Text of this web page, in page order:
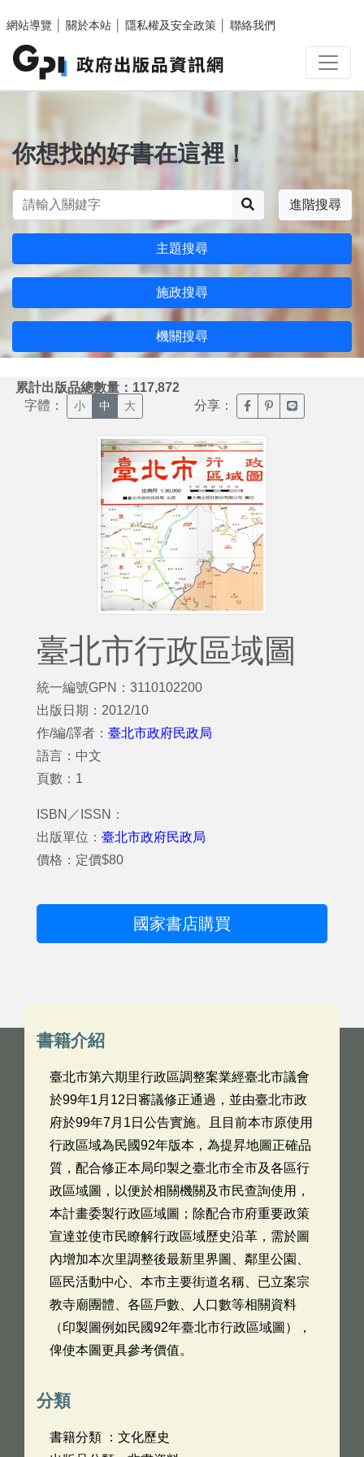
網站導覽
關於本站 隱私權及安全政策 聯絡我們
你想找的好書在這裡！
進階搜尋
主題搜尋
施政搜尋
機關搜尋
累計出版品總數量：117,872
字體： 小 中 大 分享： 臉書分享(另開新視窗)
噗浪分享(另開新
Line分享(另
臺北市行政區域圖
統一編號GPN：3110102200
出版日期：2012/10
作/編/譯者： 臺北市政府民政局
語言：中文
頁數：1
ISBN／ISSN：
出版單位： 臺北市政府民政局
價格：定價$80
國家書店購買
書籍介紹
臺北市第六期里行政區調整案業經臺北市議會
於99年1月12日審議修正通過，並由臺北市政
府於99年7月1日公告實施。且目前本市原使用
行政區域為民國92年版本，為提昇地圖正確品
質，配合修正本局印製之臺北市全市及各區行
政區域圖，以便於相關機關及市民查詢使用，
本計畫委製行政區域圖；除配合市府重要政策
宣達並使市民瞭解行政區域歷史沿革，需於圖
內增加本次里調整後最新里界圖、鄰里公園、
區民活動中心、本市主要街道名稱、已立案宗
教寺廟團體、各區戶數、人口數等相關資料
（印製圖例如民國92年臺北市行政區域圖），
俾使本圖更具參考價值。
分類
書籍分類 ：文化歷史